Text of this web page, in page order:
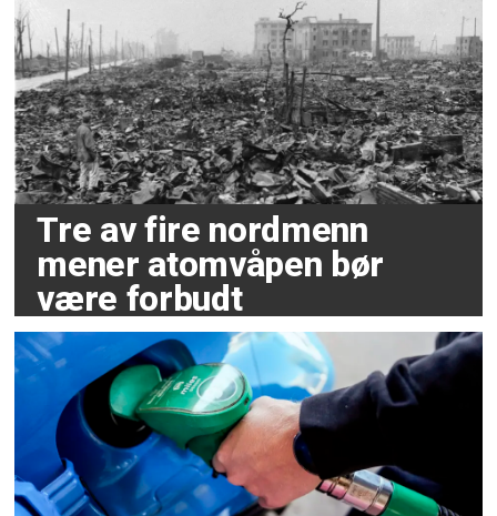
Tre av fire nordmenn
mener atomvåpen bør
være forbudt